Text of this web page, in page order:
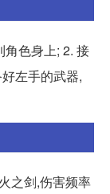
角色身上; 2. 接
左手的武器,
之剑,伤害频率